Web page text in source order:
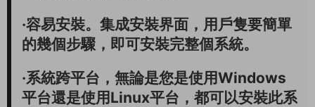
·容易安裝。集成安裝界面，用戶隻要簡單
的幾個步驟，即可安裝完整個系統。
·系統跨平台，無論是您是使用Windows
平台還是使用Linux平台，都可以安裝此系